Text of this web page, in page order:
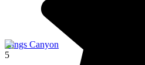
Kings Canyon
5